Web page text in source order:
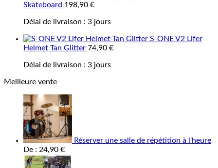
Skateboard 198,90 €
Délai de livraison : 3 jours
S-ONE V2 Lifer
Helmet Tan Glitter 74,90 €
Délai de livraison : 3 jours
Meilleure vente
Réserver une salle de répétition à l'heure
De : 24,90 €